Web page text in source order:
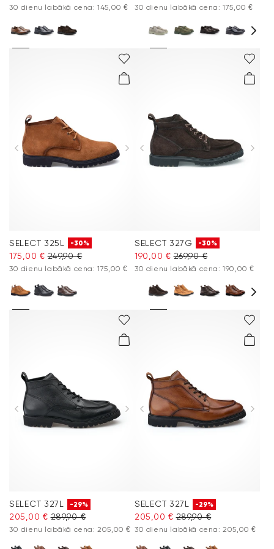
30 dienu labākā cena: 145,00 € 30 dienu labākā cena: 175,00 €
SELECT 325L -30%
175,00 € 249,90 €
30 dienu labākā cena: 175,00 €
SELECT 327G -30%
190,00 € 269,90 €
30 dienu labākā cena: 190,00 €
SELECT 327L -29%
205,00 € 289,90 €
30 dienu labākā cena: 205,00 €
SELECT 327L -29%
205,00 € 289,90 €
30 dienu labākā cena: 205,00 €